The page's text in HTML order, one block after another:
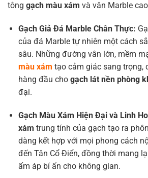
tông gạch màu xám và vân Marble
Gạch Giả Đá Marble Chân Thực:
của đá Marble tự nhiên một cách
sâu. Những đường vân lớn, mềm
màu xám tạo cảm giác sang trọng,
hàng đầu cho gạch lát nền phòng
đại.
Gạch Màu Xám Hiện Đại và Linh
xám trung tính của gạch tạo ra
dàng kết hợp với mọi phong cách
đến Tân Cổ Điển, đồng thời mang
ấm áp bí ẩn cho không gian.